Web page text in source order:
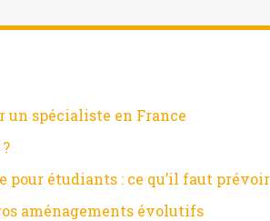
un spécialiste en France
pour étudiants : ce qu’il faut prévoir
aménagements évolutifs